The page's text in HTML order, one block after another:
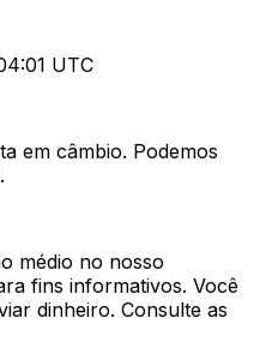
UTC
em câmbio. Podemos
médio no nosso
fins informativos. Você
dinheiro. Consulte as